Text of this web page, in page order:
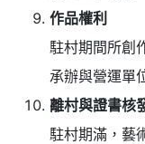
作品權利
駐村期間所創
承辦與營運單
離村與證書核
駐村期滿，藝